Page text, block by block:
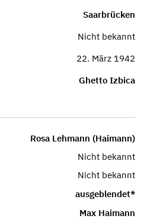
Saarbrücken
Nicht bekannt
22. März 1942
Ghetto Izbica
Rosa Lehmann (Haimann)
Nicht bekannt
Nicht bekannt
ausgeblendet*
Max Haimann